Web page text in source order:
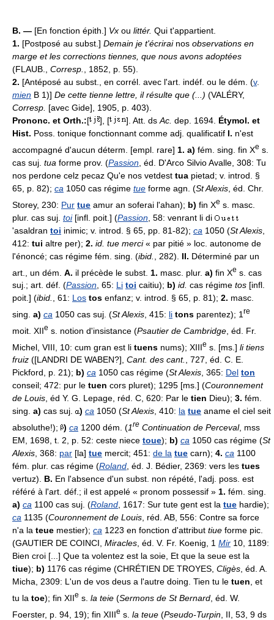
B. — [En fonction épith.] Vx ou littér. Qui t'appartient.
1. [Postposé au subst.] Demain je t'écrirainos observations en
marge et les corrections tiennes, que nous avons adoptées
(FLAUB., Corresp., 1852, p. 55).
2. [Antéposé au subst., en corrél. avec l'art. indéf. ou le dém. (v.
mien B 1)] De cette tienne lettre, il résulte que (...) (VALÉRY,
Corresp. [avec Gide], 1905, p. 403).
Prononc. et Orth.:[ ], [ ]. Att. dsAc. dep. 1694. Étymol. et
Hist. Poss. tonique fonctionnant comme adj. qualificatif I. n'est
accompagné d'aucun déterm. [empl. rare] 1. a) fém. sing. fin Xe s.
cas suj. tua forme prov. (Passion , éd. D'Arco Silvio Avalle, 308: Tu
nos perdone celz pecaz Qu'e nos vetdest tua pietad; v. introd. §
65, p. 82); ca 1050 cas régime tue forme agn. (St Alexis , éd. Chr.
Storey, 230: Pur tue amur an soferai l'ahan); b) fin Xe s. masc.
plur. cas suj. toi[infl. poit.] (Passion , 58: venrant li di
'asaldran toi inimic; v. introd. § 65, pp. 81-82); ca 1050 (St Alexis
412: tui altre per); 2. id. tue merci« par pitié » loc. autonome de
l'énoncé; cas régime fém. sing. (ibid. , 282). II. Déterminé par un
art., un dém. A. il précède le subst. 1. masc. plur. a) fin Xe s. cas
suj.; art. déf. (Passion, 65: Li toi caitiu); b) id. cas régime tos [infl.
poit.] (ibid., 61: Los tos enfanz; v. introd. § 65, p. 81); 2. masc.
sing. a) ca 1050 cas suj. (St Alexis , 415: li tons parentez); 1 re
moit. XIIe s. notion d'insistance (Psautier de Cambridge , éd. Fr.
Michel, VIII, 10: cum gran est li tuens nums); XIIIe s. [ms.] li tiens
fruiz ([LANDRI DE WABEN?], Cant. des cant., 727, éd. C. E.
Pickford, p. 21); b) ca 1050 cas régime (St Alexis, 365: Del ton
conseil; 472: pur le tuen cors pluret); 1295 [ms.] (Couronnement
de Louis, éd Y. G. Lepage, réd. C, 620: Par le tien Dieu); 3. fém.
sing. a) cas suj. ) ca 1050 (St Alexis, 410: la tue aname el ciel seit
absoluthe!);
) ca 1200 dém. (1re Continuation de Perceval, mss
EM, 1698, t. 2, p. 52: ceste niece toue); b) ca 1050 cas régime (St
Alexis , 368: par [la] tue mercit; 451: de la tue carn); 4. ca 1100
fém. plur. cas régime (Roland , éd. J. Bédier, 2369: vers les tues
vertuz). B. En l'absence d'un subst. non répété, l'adj. poss. est
référé à l'art. déf.; il est appelé « pronom possessif » 1. fém. sing.
a) ca 1100 cas suj. (Roland , 1617: Sur tute gent est la tue hardie);
ca 1135 (Couronnement de Louis , réd. AB, 556: Contre sa force
n'a la teue mestier); ca 1223 en fonction d'attribut tiue forme pic.
(GAUTIER DE COINCI, Miracles , éd. V. Fr. Koenig, 1 Mir 10, 1189:
Bien croi [...] Que ta volentez est la soie, Et que la seue est la
tiue); b) 1176 cas régime (CHRÉTIEN DE TROYES, Cligès , éd. A.
Micha, 2309: L'un de vos deus a l'autre doing. Tien tu le tuen , et
tu la toe); fin XIIe s. la teie (Sermons de St Bernard , éd. W.
Foerster, p. 94, 19); fin XIIIe s. la teue (Pseudo-Turpin , II, 53, 9 ds